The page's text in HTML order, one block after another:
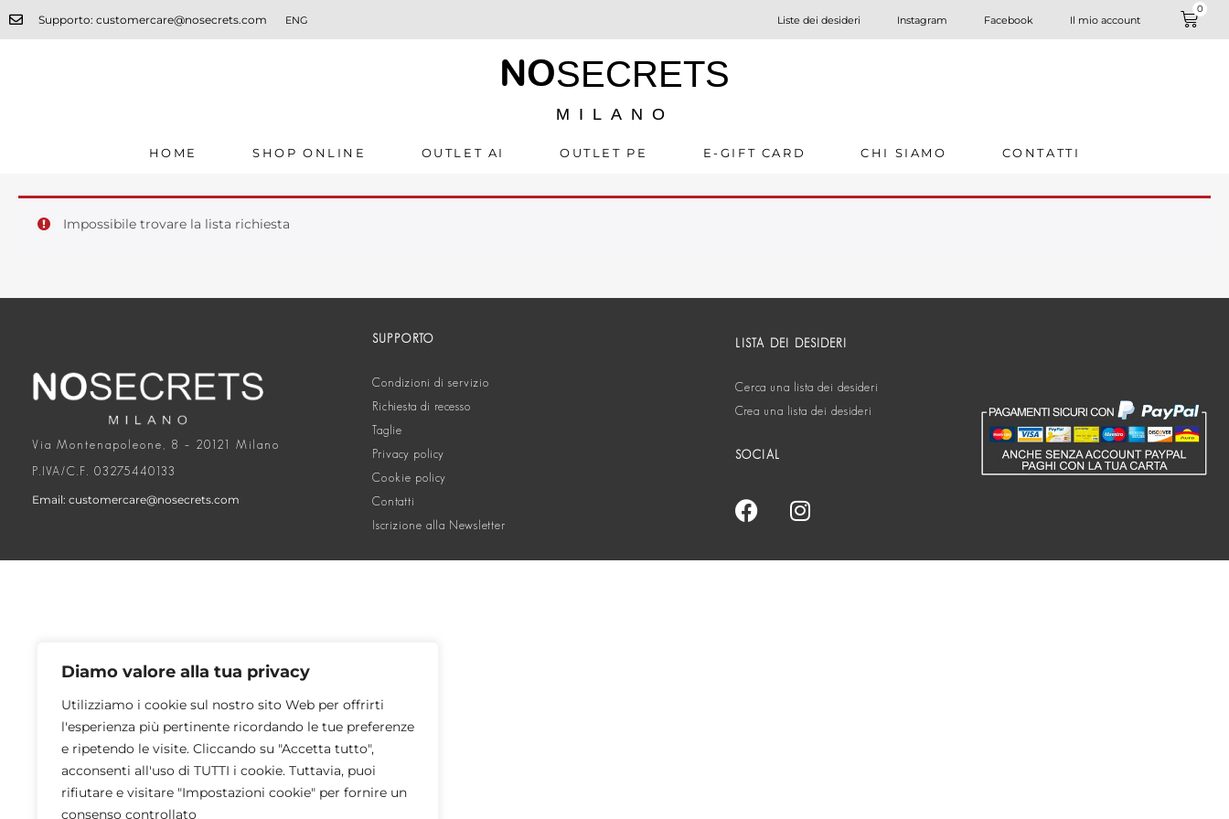
Diamo valore alla tua privacy
Utilizziamo i cookie sul nostro sito Web per offrirti
l'esperienza più pertinente ricordando le tue preferenze
e ripetendo le visite. Cliccando su "Accetta tutto",
acconsenti all'uso di TUTTI i cookie. Tuttavia, puoi
rifiutare e visitare "Impostazioni cookie" per fornire un
consenso controllato
Supporto: customercare@nosecrets.com ENG Liste dei desideri Instagram Facebook Il mio account
0
NOSECRETS
MILANO
HOME SHOP ONLINE OUTLET AI OUTLET PE E-GIFT CARD CHI SIAMO CONTATTI
Impossibile trovare la lista richiesta
Via Montenapoleone, 8 – 20121 Milano
P.IVA/C.F. 03275440133
Email: customercare@nosecrets.com
SUPPORTO
Condizioni di servizio
Richiesta di recesso
Taglie
Privacy policy
Cookie policy
Contatti
Iscrizione alla Newsletter
LISTA DEI DESIDERI
Cerca una lista dei desideri
Crea una lista dei desideri
SOCIAL